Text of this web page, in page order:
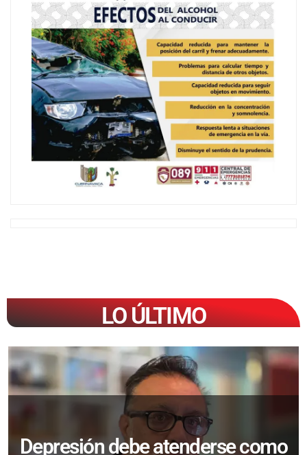
LO ÚLTIMO
Depresión debe atenderse como